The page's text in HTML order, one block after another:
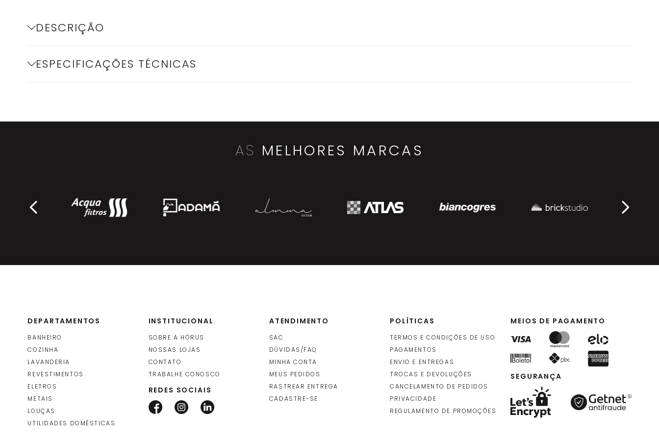
DESCRIÇÃO
ESPECIFICAÇÕES TÉCNICAS
AS MELHORES MARCAS
DEPARTAMENTOS
BANHEIRO
COZINHA
LAVANDERIA
REVESTIMENTOS
ELETROS
METAIS
LOUÇAS
UTILIDADES DOMÉSTICAS
INSTITUCIONAL
SOBRE A HÓRUS
NOSSAS LOJAS
CONTATO
TRABALHE CONOSCO
REDES SOCIAIS
ATENDIMENTO
SAC
DÚVIDAS/FAQ
MINHA CONTA
MEUS PEDIDOS
RASTREAR ENTREGA
CADASTRE-SE
POLÍTICAS
TERMOS E CONDIÇÕES DE USO
PAGAMENTOS
ENVIO E ENTREGAS
TROCAS E DEVOLUÇÕES
CANCELAMENTO DE PEDIDOS
PRIVACIDADE
REGULAMENTO DE PROMOÇÕES
MEIOS DE PAGAMENTO
SEGURANÇA